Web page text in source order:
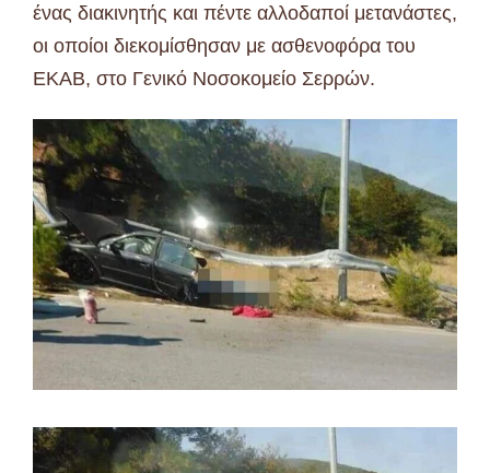
ένας διακινητής και πέντε αλλοδαποί μετανάστες,
οι οποίοι διεκομίσθησαν με ασθενοφόρα του
ΕΚΑΒ, στο Γενικό Νοσοκομείο Σερρών.